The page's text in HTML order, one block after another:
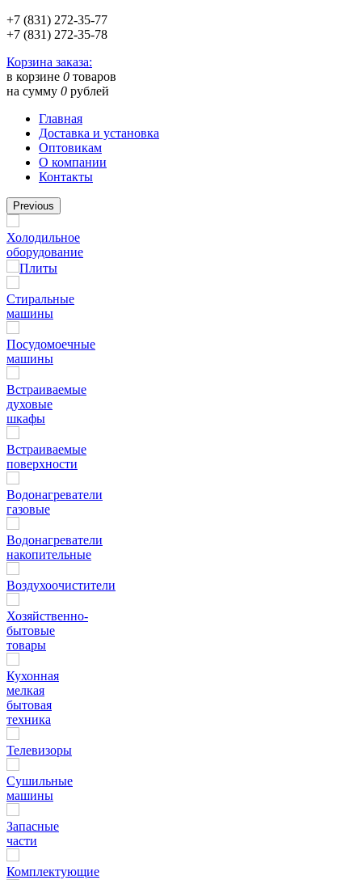
+7 (831) 272-35-77
+7 (831) 272-35-78
Корзина заказа:
в корзине 0 товаров
на сумму 0 рублей
Главная
Доставка и установка
Оптовикам
О компании
Контакты
Previous
Холодильное
оборудование
Плиты
Стиральные
машины
Посудомоечные
машины
Встраиваемые
духовые
шкафы
Встраиваемые
поверхности
Водонагреватели
газовые
Водонагреватели
накопительные
Воздухоочистители
Хозяйственно-
бытовые
товары
Кухонная
мелкая
бытовая
техника
Телевизоры
Сушильные
машины
Запасные
части
Комплектующие